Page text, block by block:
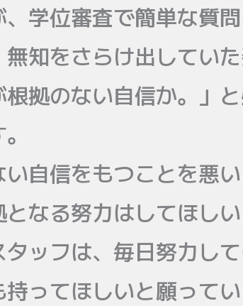
、学位審査で簡単な質
知をさらけ出していた
根拠のない自信か。」
自信をもつことを悪
なる努力はしてほしい
タッフは、毎日努力し
ってほしいと願ってい